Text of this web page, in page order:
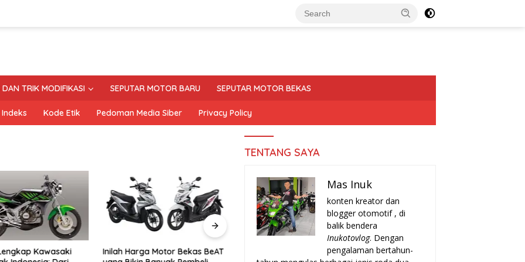
DAN TRIK MODIFIKASI SEPUTAR MOTOR BARU SEPUTAR MOTOR BEKAS
Indeks Kode Etik Pedoman Media Siber Privacy Policy
Kawasaki
Inilah Harga Motor Bekas BeAT
Tanda-Tanda Turun Mesin
Rekomendasi Motor Matic Irit
TENTANG SAYA
Mas Inuk
konten kreator dan
blogger otomotif , di
balik bendera
Inukotovlog. Dengan
pengalaman bertahun-